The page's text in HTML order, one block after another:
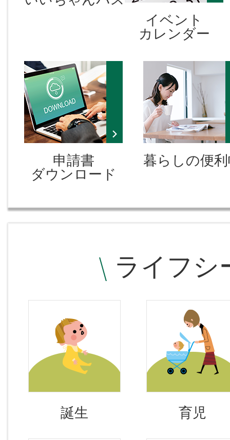
いいじま 日本語（にほんご）
（きょうしつ）
イベント
カレンダー
申請書
ダウンロード
暮らしの便
ライフシ
誕生 育児